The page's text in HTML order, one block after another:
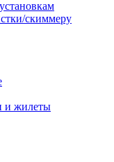
скиммеру
и жилеты